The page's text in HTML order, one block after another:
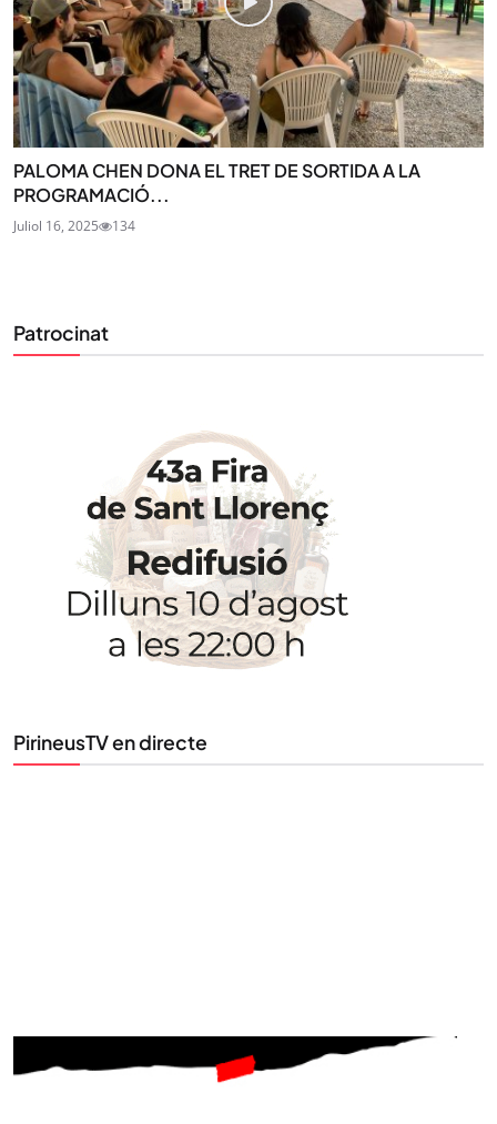
PALOMA CHEN DONA EL TRET DE SORTIDA A LA
PROGRAMACIÓ...
Juliol 16, 2025 134
Patrocinat
PirineusTV en directe
STAY UPDATED
Uneix-te al nostre butlletí
Tota l’actualitat, seleccionada i enviada directament
al teu correu. Subscriu-te al nostre butlletí i segueix
la informació que importa.